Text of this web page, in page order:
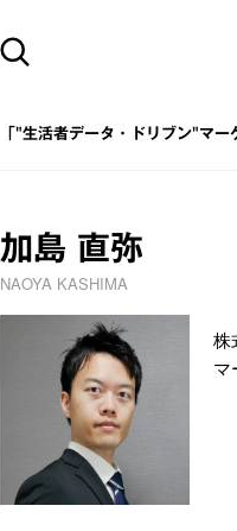
「"生活者データ・ドリブン"マー
加島 直弥
NAOYA KASHIMA
株
マ